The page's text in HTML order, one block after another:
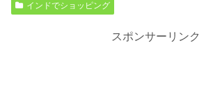
インドでショッピング
スポンサーリンク